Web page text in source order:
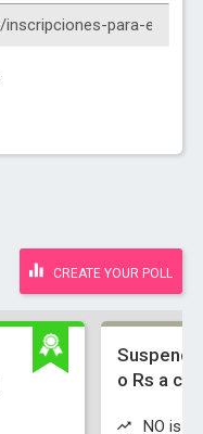
CREATE YOUR POLL
o Rs a
NO is